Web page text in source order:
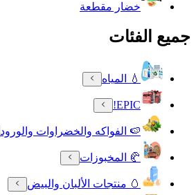
خضار مقطعة
جميع الفئات
💧 المياه
EPIC!
🍉 الفواكه والخضراوات والورود
🥐 المخبوزات
🥚 منتجات الألبان والبيض